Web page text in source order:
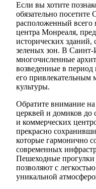
Если вы хотите
обязательно
расположенный всего
центра Монреаля,
исторических
зеленых зон. В
многочисленные
возведенные в период
его привлекательным
культуры.
Обратите внимание
церквей и домиков
и коммерческих
прекрасно
которые гармонично
современных
Пешеходные
позволяют с
уникальной